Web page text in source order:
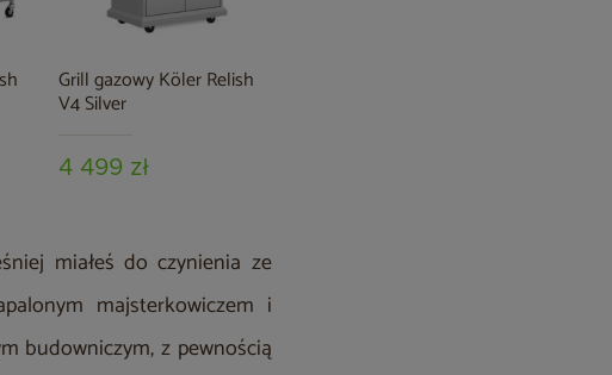
Grill gazowy Köler Relish
V4 Silver
4 499 zł
miałeś do czynienia ze
majsterkowiczem i
budowniczym, z pewnością